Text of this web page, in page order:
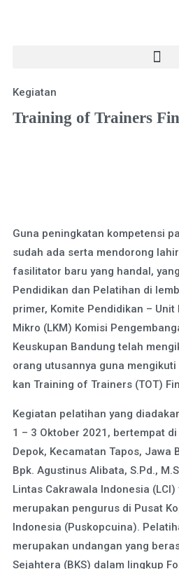
Kegiatan
Training of Trainers
Guna peningkatan kompetensi
sudah ada serta mendorong
fasilitator baru yang handal,
Pendidikan dan Pelatihan di
primer, Komite Pendidikan – Unit
Mikro (LKM) Komisi
Keuskupan Bandung telah
orang utusannya guna
kan Training of Trainers (TOT)
Kegiatan pelatihan yang
1 – 3 Oktober 2021, bertempat
Depok, Kecamatan Tapos, Jawa
Bpk. Agustinus Alibata, S.Pd.,
Lintas Cakrawala Indonesia
merupakan pengurus di Pusat
Indonesia (Puskopcuina).
merupakan undangan yang
Sejahtera (BKS) dalam lingkup